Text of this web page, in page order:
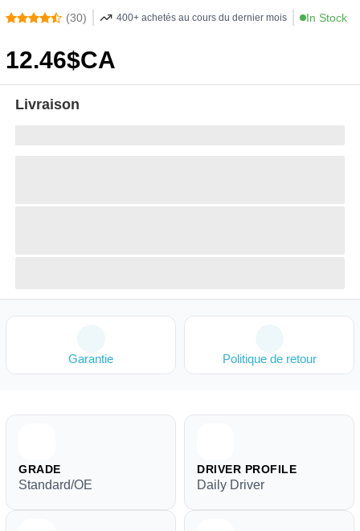
(30) 400+ achetés au cours du dernier mois In Stock
12.46$CA
Livraison
Garantie Politique de retour
GRADE
Standard/OE
DRIVER PROFILE
Daily Driver